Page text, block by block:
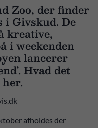
Zoo, der finder
i Givskud. De
kreative,
i weekenden
lancerer
Hvad det
afholdes der